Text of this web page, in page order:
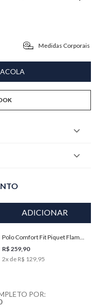
Medidas Corporais
50
ADICIONAR
Polo Comfort Fit Piquet Flame
Masculina Individual
R$ 259,90
2x de R$ 129,95
POR: